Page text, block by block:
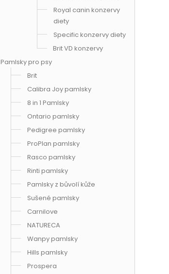
Royal canin konzervy
diety
Specific konzervy diety
Brit VD konzervy
Pamlsky pro psy
Brit
Calibra Joy pamlsky
8 in 1 Pamlsky
Ontario pamlsky
Pedigree pamlsky
ProPlan pamlsky
Rasco pamlsky
Rinti pamlsky
Pamlsky z bůvolí kůže
Sušené pamlsky
Carnilove
NATURECA
Wanpy pamlsky
Hills pamlsky
Prospera